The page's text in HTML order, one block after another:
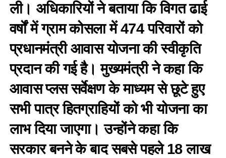
ली। अधिकारियों ने बताया कि विगत ढाई
वर्षों में ग्राम कोसला में 474 परिवारों को
प्रधानमंत्री आवास योजना की स्वीकृति
प्रदान की गई है। मुख्यमंत्री ने कहा कि
आवास प्लस सर्वेक्षण के माध्यम से छूटे हुए
सभी पात्र हितग्राहियों को भी योजना का
लाभ दिया जाएगा। उन्होंने कहा कि
सरकार बनने के बाद सबसे पहले 18 लाख